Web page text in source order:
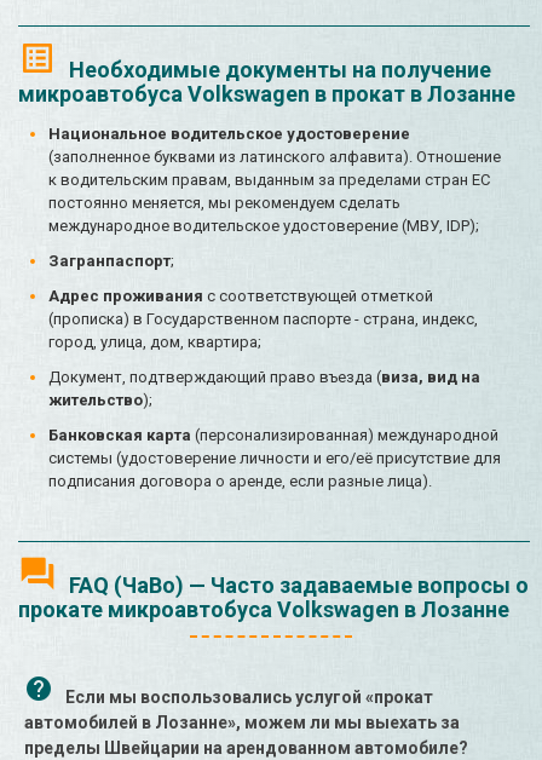
Необходимые документы на получение
микроавтобуса Volkswagen в прокат в Лозанне
Национальное водительское удостоверение
(заполненное буквами из латинского алфавита). Отношение
к водительским правам, выданным за пределами стран ЕС
постоянно меняется, мы рекомендуем сделать
международное водительское удостоверение (МВУ, IDP);
Загранпаспорт;
Адрес проживания с соответствующей отметкой
(прописка) в Государственном паспорте - страна, индекс,
город, улица, дом, квартира;
Документ, подтверждающий право въезда (виза, вид на
жительство);
Банковская карта (персонализированная) международной
системы (удостоверение личности и его/её присутствие для
подписания договора о аренде, если разные лица).
FAQ (ЧаВо) — Часто задаваемые вопросы о
прокате микроавтобуса Volkswagen в Лозанне
Если мы воспользовались услугой «прокат
автомобилей в Лозанне», можем ли мы выехать за
пределы Швейцарии на арендованном автомобиле?